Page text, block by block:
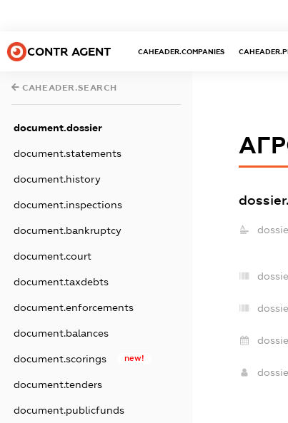
CONTR AGENT CAHEADER.COMPANIES
CAHEADER.SEARCH
document.dossier
document.statements
document.history
document.inspections
document.bankruptcy
document.court
document.taxdebts
document.enforcements
document.balances
document.scorings new!
document.tenders
document.publicfunds